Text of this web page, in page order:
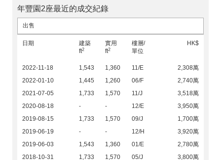
年豐園2座最近的成交紀錄
出售
日期
建築
ft2
實用
ft2
樓層/
單位
HK$
2022-11-18 1,543 1,360 11/E
2,308萬
2022-01-10
1,445 1,260 06/F
2,740萬
2021-07-05
1,733 1,570 11/J
3,518萬
2020-08-18
- - 12/E
3,950萬
2019-08-15
1,733 1,570 09/J
1,700萬
2019-06-19
- - 12/H
3,920萬
2019-06-03
1,543 1,360 01/E
2,780萬
2018-10-31
1,733 1,570 05/J
3,800萬